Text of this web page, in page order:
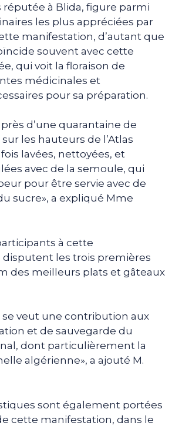
réputée à Blida, figure parmi
les plus appréciées par
manifestation, d’autant que
souvent avec cette
qui voit la floraison de
médicinales et
pour sa préparation.
d’une quarantaine de
les hauteurs de l’Atlas
lavées, nettoyées, et
avec de la semoule, qui
pour être servie avec de
sucre», a expliqué Mme
à cette
les trois premières
des meilleurs plats et gâteaux
veut une contribution aux
et de sauvegarde du
dont particulièrement la
algérienne», a ajouté M.
sont également portées
cette manifestation, dans le